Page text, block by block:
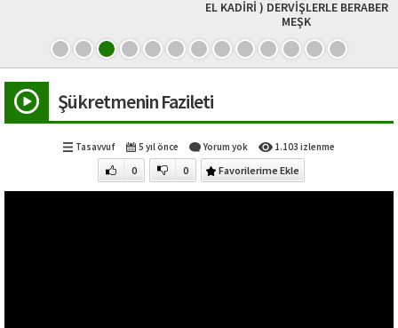
EL KADİRİ ) DERVİŞLERLE BERABER
MEŞK
Şükretmenin Fazileti
Tasavvuf 5 yıl önce Yorum yok 1.103 izlenme
0 0 Favorilerime Ekle